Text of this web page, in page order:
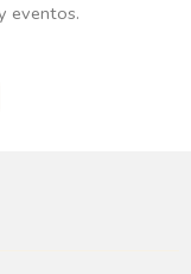
eventos.